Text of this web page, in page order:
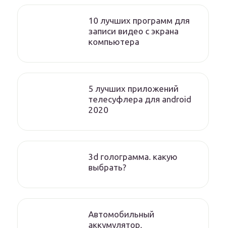
10 лучших программ для
записи видео с экрана
компьютера
5 лучших приложений
телесуфлера для android
2020
3d голограмма. какую
выбрать?
Автомобильный
аккумулятор,